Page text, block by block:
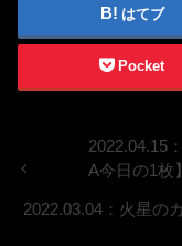
はてブ
Pocket
2022.04.15
A今日の1枚】
2022.03.04：火星の